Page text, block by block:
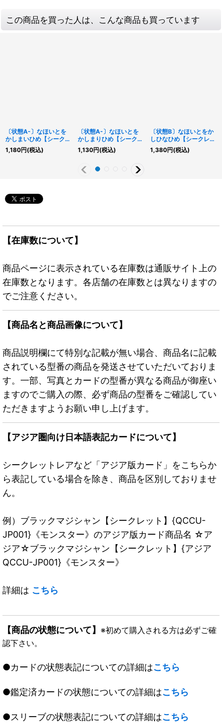
この商品を買った人は、こんな商品も買っています
〔状態A-〕なほいとを
かしまいひめ【シークレ
ット】{RD/AP01-
JP014}《RDリチュア
1,180円(税込)
〔状態A-〕なほいとを
かしまりひめ【シークレ
ット】{RD/AP01-
JP015}《RDリチュア
1,130円(税込)
〔状態B〕なほいとをか
しひなひめ【シークレッ
ト】{RD/KP22-JP038}
《RDリチュアル》
1,380円(税込)
【在庫数について】
商品ページに表示されている在庫数は通販サイト上の
在庫数となります。各店舗の在庫数とは異なりますの
でご注意ください。
【商品名と商品画像について】
商品説明欄にて特別な記載が無い場合、商品名に記載
されている型番の商品を発送させていただいておりま
す。一部、写真とカードの型番が異なる商品が御座い
ますのでご購入の際、必ず商品の型番をご確認してい
ただきますようお願い申し上げます。
【アジア圏向け日本語表記カードについて】
シークレットレアなど「アジア版カード」をこちらか
ら表記している場合を除き、商品を区別しておりませ
ん。
例）ブラックマジシャン【シークレット】{QCCU-
JP001}《モンスター》のアジア版カード商品名 ☆ア
ジア☆ブラックマジシャン【シークレット】{アジア
QCCU-JP001}《モンスター》
詳細は こちら
【商品の状態について】 ※初めて購入される方は必ずご確
認下さい。
●カードの状態表記についての詳細はこちら
●鑑定済カードの状態についての詳細はこちら
●スリーブの状態表記についての詳細はこちら